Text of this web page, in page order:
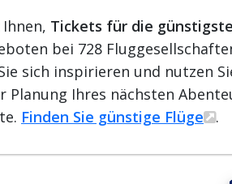
Tickets für die
bei 728
sich inspirieren und nutzen
Planung Ihres nächsten
Finden Sie günstige Flüge .